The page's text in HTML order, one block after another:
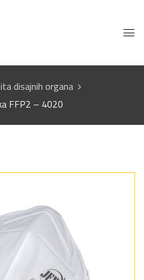
disajnih organa
FFP2 – 4020